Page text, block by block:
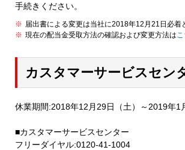
手続きください。
届出書による変更は当社に2018年12月21日必着
現在の配当金受取方法の確認および変更方法は
カスタマーサービスセン
休業期間:2018年12月29日（土）～2019年1
■カスタマーサービスセンター
フリーダイヤル:0120-41-1004